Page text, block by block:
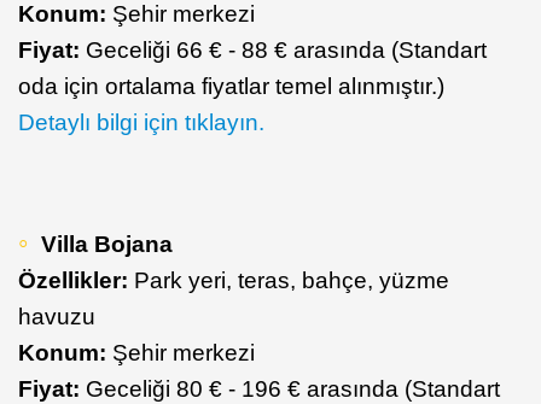
Konum: Şehir merkezi
Fiyat: Geceliği 66 € - 88 € arasında (Standart
oda için ortalama fiyatlar temel alınmıştır.)
Detaylı bilgi için tıklayın.
Villa Bojana
Özellikler: Park yeri, teras, bahçe, yüzme
havuzu
Konum: Şehir merkezi
Fiyat: Geceliği 80 € - 196 € arasında (Standart